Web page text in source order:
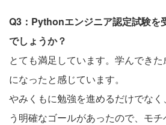
Q3：Pythonエンジニア認定試験を
でしょうか？
とても満足しています。学んでき
になったと感じています。
やみくもに勉強を進めるだけでな
う明確なゴールがあったので、モ